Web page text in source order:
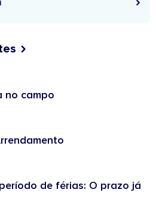
no campo
de férias: O prazo já